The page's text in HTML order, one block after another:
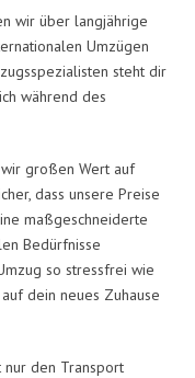
wir über langjährige
Umzügen
steht dir
während des
großen Wert auf
dass unsere Preise
maßgeschneiderte
Bedürfnisse
so stressfrei wie
dein neues Zuhause
nur den Transport